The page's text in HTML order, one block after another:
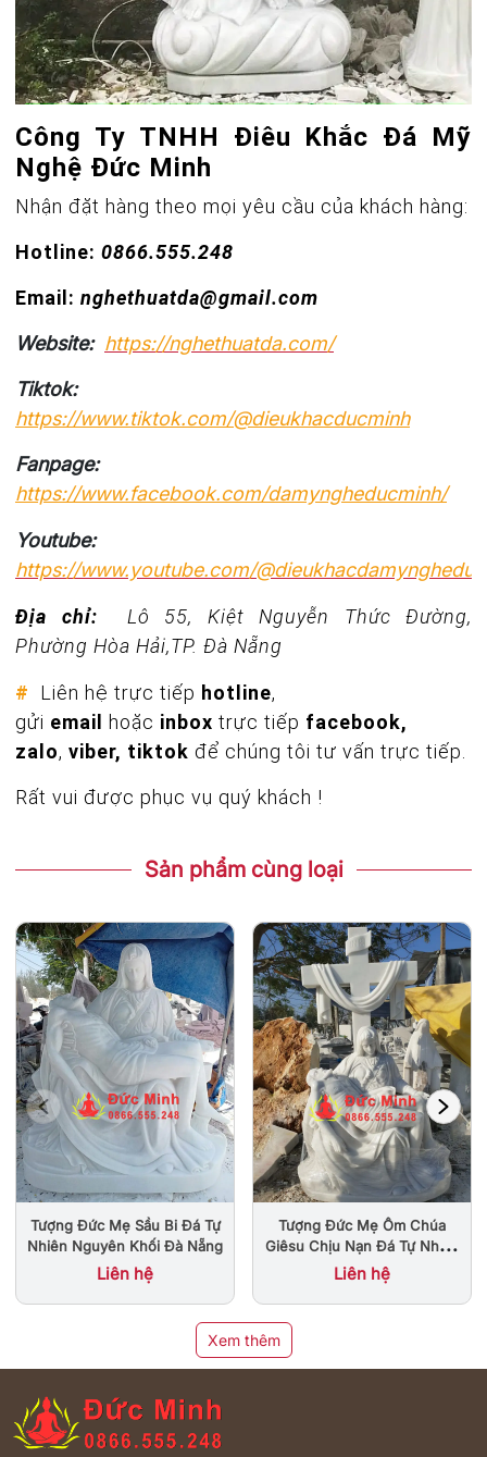
Công Ty TNHH Điêu Khắc Đá Mỹ
Nghệ Đức Minh
Nhận đặt hàng theo mọi yêu cầu của khách hàng:
Hotline: 0866.555.248
Email: nghethuatda@gmail.com
Website: https://nghethuatda.com/
Tiktok:
https://www.tiktok.com/@dieukhacducminh
Fanpage:
https://www.facebook.com/damyngheducminh/
Youtube:
https://www.youtube.com/
Địa chỉ: Lô 55, Kiệt Nguyễn Thức Đường,
Phường Hòa Hải,TP. Đà Nẵng
# Liên hệ trực tiếp hotline,
gửi email hoặc inbox trực tiếp facebook,
zalo, viber, tiktok để chúng tôi tư vấn trực tiếp.
Rất vui được phục vụ quý khách !
Sản phẩm cùng loại
Tượng Đức Mẹ Sầu Bi Đá Tự
Nhiên Nguyên Khối Đà Nẵng
Liên hệ
Tượng Đức Mẹ Ôm Chúa
Giêsu Chịu Nạn Đá Tự Nhiên
Nguyên Khối Đẹp
Liên hệ
Xem thêm